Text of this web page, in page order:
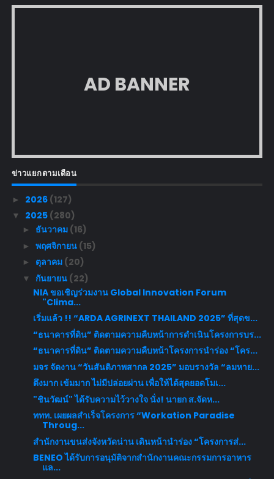
AD BANNER
ข่าวแยกตามเดือน
► 2026 (127)
▼ 2025 (280)
► ธันวาคม (16)
► พฤศจิกายน (15)
► ตุลาคม (20)
▼ กันยายน (22)
NIA ขอเชิญร่วมงาน Global Innovation Forum
"Clima...
เริ่มแล้ว !! “ARDA AGRINEXT THAILAND 2025” ที่สุดข...
“ธนาคารที่ดิน” ติดตามความคืบหน้าการดำเนินโครงการบร...
“ธนาคารที่ดิน” ติดตามความคืบหน้าโครงการนำร่อง “โคร...
มจร จัดงาน “วันสันติภาพสากล 2025” มอบรางวัล “ลมหาย...
ตึงมาก เข้มมาก ไม่มีปล่อยผ่าน เพื่อให้ได้สุดยอดโมเ...
"ชินวัฒน์​" ได้รับความไว้วางใจ​ นั่ง! นายก​ ส.จัดห...
ททท. เผยผลสำเร็จโครงการ “Workation Paradise
Throug...
สำนักงานขนส่งจังหวัดน่าน เดินหน้านำร่อง “โครงการส่...
BENEO ได้รับการอนุมัติจากสำนักงานคณะกรรมการอาหาร
แล...